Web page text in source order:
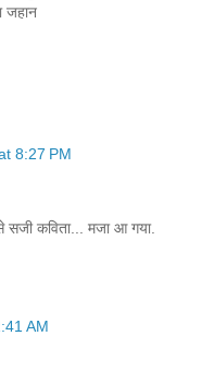
जहान
8:27 PM
सजी कविता... मजा आ गया.
AM